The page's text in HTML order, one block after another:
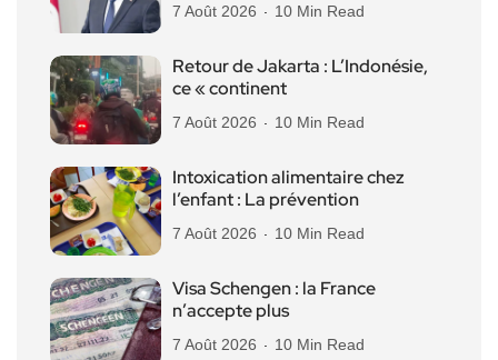
7 Août 2026 10 Min Read
Retour de Jakarta : L’Indonésie,
ce « continent
7 Août 2026 10 Min Read
Intoxication alimentaire chez
l’enfant : La prévention
7 Août 2026 10 Min Read
Visa Schengen : la France
n’accepte plus
7 Août 2026 10 Min Read